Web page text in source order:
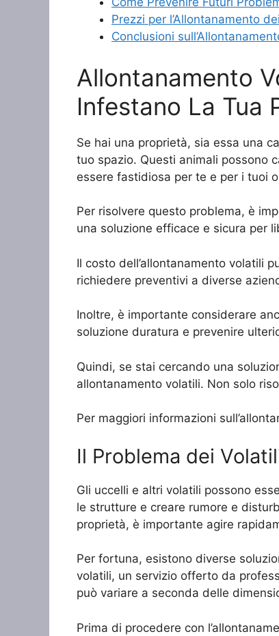
Prezzi per l’Allontanamento
Conclusioni
Allontanamento
Infestano La Tua
Se hai una proprietà, sia essa una
tuo spazio. Questi animali possono
essere fastidiosa per te e per i tuoi
Per risolvere questo problema, è
una soluzione efficace e sicura per
Il costo dell’allontanamento volatili
richiedere preventivi a diverse
Inoltre, è importante considerare
soluzione duratura e prevenire
Quindi, se stai cercando una
allontanamento volatili. Non solo
Per maggiori informazioni
Il Problema dei
Gli uccelli e altri volatili possono
le strutture e creare rumore e
proprietà, è importante agire
Per fortuna, esistono diverse
volatili, un servizio offerto da
può variare a seconda delle
Prima di procedere con